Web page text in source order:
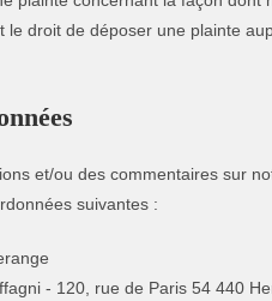
le droit de déposer une plainte
et/ou des commentaires sur
suivantes :
- 120, rue de Paris 54 440